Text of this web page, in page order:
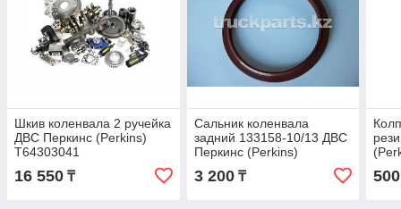
Шкив коленвала 2 ручейка
ДВС Перкинс (Perkins)
T64303041
16 550 ₸
Сальник коленвала
задний 133158-10/13 ДВС
Перкинс (Perkins)
T2418F701
3 200₸ 500